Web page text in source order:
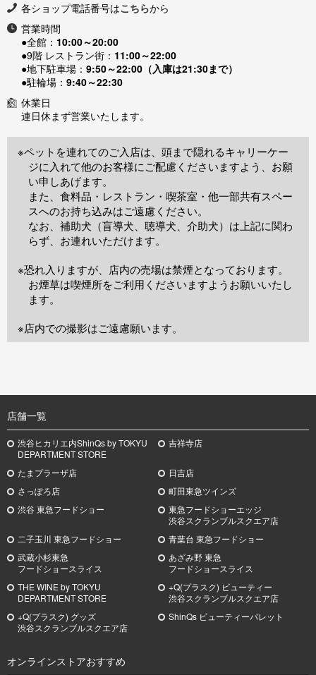
各ショップ電話番号はこちらから
営業時間
●全館： 10:00～20:00
●9階 レストラン街： 11:00～22:00
●地下駐車場： 9:50～22:00（入庫は21:30まで）
●駐輪場： 9:40～22:30
休業日
連日休まず営業いたします。
※ペットを連れてのご入店は、頭まで隠れるキャリーケー
ジに入れて他のお客様にご配慮くださいますよう、お願
い申しあげます。
また、食料品・レストラン・喫茶室・他一部共有スペー
スへのお持ち込みはご遠慮ください。
なお、補助犬（盲導犬、聴導犬、介助犬）は上記に関わ
らず、お連れいただけます。
※恐れ入りますが、店内の売場は禁煙となっております。
お煙草は喫煙所をご利用くださいますようお願いいたし
ます。
※店内での撮影はご遠慮願います。
店舗一覧
渋谷ヒカリエ内ShinQs by TOKYU
DEPARTMENT STORE
吉祥寺店
たまプラーザ店
日吉店
さっぽろ店
町田東急ツインズ
渋谷 東急フードショー
東急フードショーエッジ
渋谷スクランブルスクエア店
二子玉川 東急フードショー
青葉台 東急フードショー
武蔵小杉東急
フードショースライス
あざみ野東急
フードショースライス
THE WINE by TOKYU
DEPARTMENT STORE
+Q(プラスク) ビューティー
渋谷スクランブルスクエア店
+Q(プラスク) グッズ
渋谷スクランブルスクエア店
ShinQs ビューティーパレット
オンラインストアおすすめ